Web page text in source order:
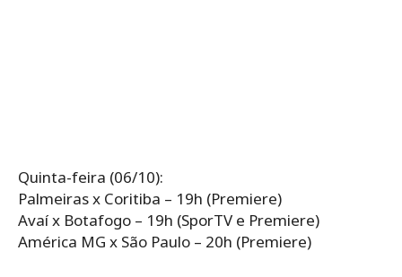
Quinta-feira (06/10):
Palmeiras x Coritiba – 19h (Premiere)
Avaí x Botafogo – 19h (SporTV e Premiere)
América MG x São Paulo – 20h (Premiere)